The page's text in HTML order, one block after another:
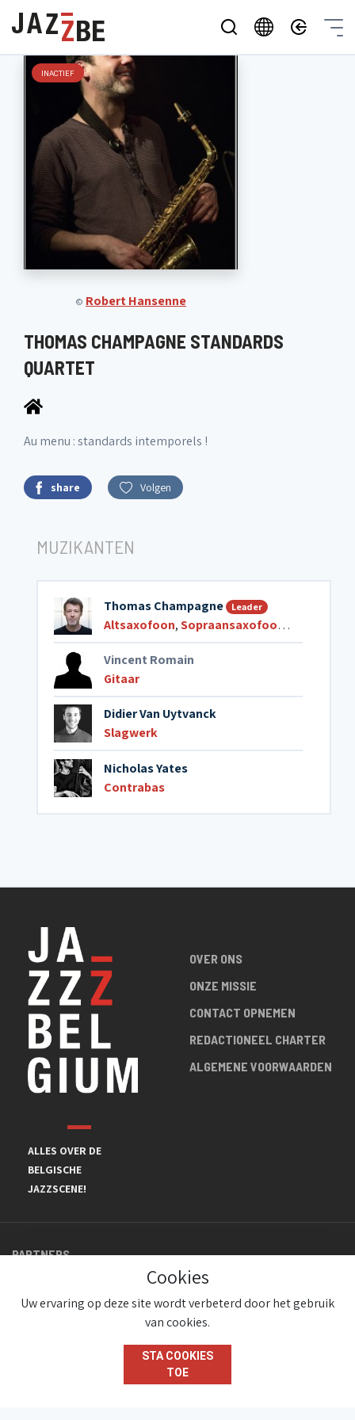
INACTIEF
© Robert Hansenne
THOMAS CHAMPAGNE STANDARDS
QUARTET
Au menu : standards intemporels !
share Volgen
MUZIKANTEN
Thomas Champagne Leader
Altsaxofoon,Sopraansaxofoon ,
Vincent Romain
Gitaar
Didier Van Uytvanck
Slagwerk
Nicholas Yates
Contrabas
ALLES OVER DE
BELGISCHE
JAZZSCENE!
OVER ONS
ONZE MISSIE
CONTACT OPNEMEN
REDACTIONEEL CHARTER
ALGEMENE VOORWAARDEN
PARTNERS
© JazzInBelgium 2026 ( Version 1.1.2)
Cookies
Uw ervaring op deze site wordt verbeterd door het gebruik
van cookies.
STA COOKIES
TOE